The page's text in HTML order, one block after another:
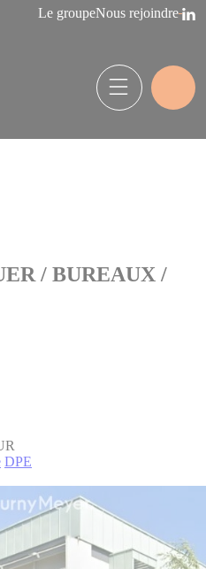
Le groupeNous rejoindre
/ BUREAUX /
DPE